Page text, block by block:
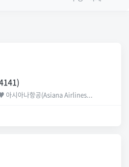
시아나항공(Asiana Airlines...